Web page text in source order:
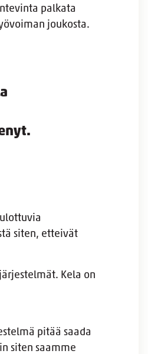
palkata
joukosta.
siten, etteivät
Kela on
pitää saada
siten saamme